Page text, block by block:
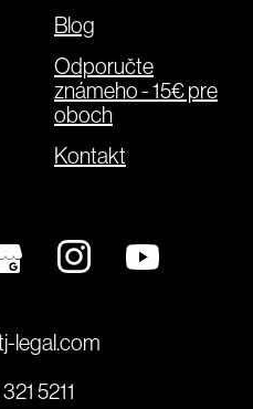
Blog
Odporučte
známeho - 15€ pre
oboch
Kontakt
legal.com
5211